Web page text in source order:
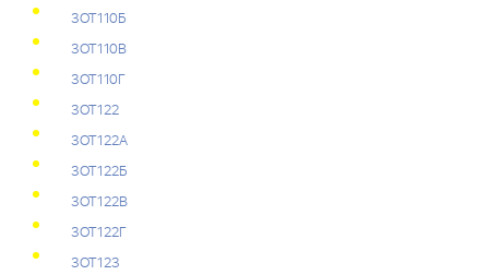
3ОТ110Б
3ОТ110В
3ОТ110Г
3ОТ122
3ОТ122А
3ОТ122Б
3ОТ122В
3ОТ122Г
3ОТ123